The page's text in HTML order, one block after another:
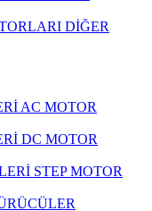
DİĞER
AC MOTOR
DC MOTOR
STEP MOTOR